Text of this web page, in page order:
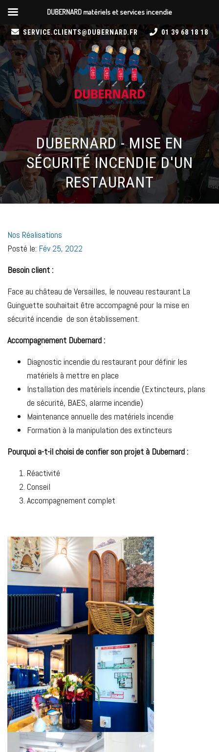
SERVICE.CLIENTS@DUBERNARD.FR 01 39 68 18 18
DUBERNARD - MISE EN
SÉCURITÉ INCENDIE D'UN
RESTAURANT
Nos Réalisations
Posté le: Fév 25, 2022
Besoin client :
Face au château de Versailles, le nouveau restaurant La
Guinguette souhaitait être accompagné pour la mise en
sécurité incendie de son établissement.
Accompagnement Dubernard :
Diagnostic incendie du restaurant pour définir les
matériels à mettre en place
Installation des matériels incendie (Extincteurs, plans
de sécurité, BAES, alarme incendie)
Maintenance annuelle des matériels incendie
Formation à la manipulation des extincteurs
Pourquoi a-t-il choisi de confier son projet à Dubernard :
Réactivité
Conseil
Accompagnement complet
DUBERNARD matériels et services incendie